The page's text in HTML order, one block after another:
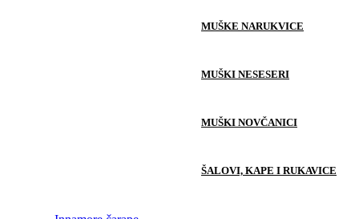
MUŠKE NARUKVICE
MUŠKI NESESERI
MUŠKI NOVČANICI
ŠALOVI, KAPE I RUKAVICE